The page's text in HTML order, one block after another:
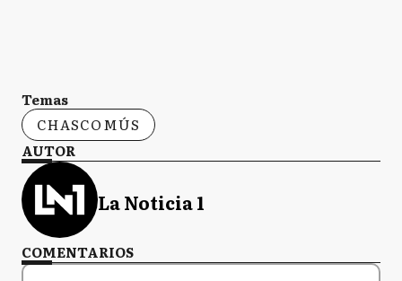
Temas
CHASCOMÚS
AUTOR
La Noticia 1
COMENTARIOS